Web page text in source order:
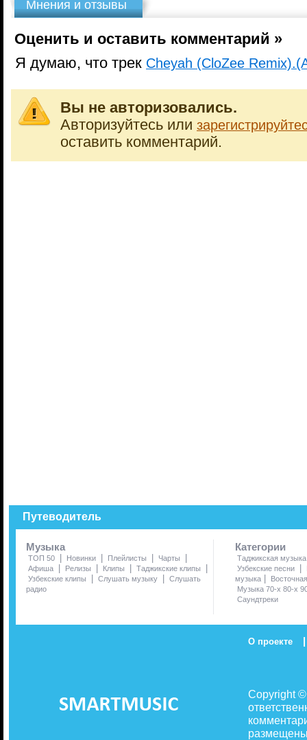
Мнения и отзывы
Оценить и оставить комментарий »
Я думаю, что трек Cheyah (CloZee
Вы не авторизовались.
Авторизуйтесь или
оставить комментарий.
Путеводитель
Музыка
ТОП 50 | Новинки | Плейлисты | Чарты |
Афиша | Релизы | Клипы | Таджикские клипы |
Узбекские клипы | Слушать музыку | Слушать
радио
Категории
Таджикская музыка
Узбекские песни
|
музыка |
Музыка 70-х 80-х
Саундтреки
О проекте |
Copyright
размещены